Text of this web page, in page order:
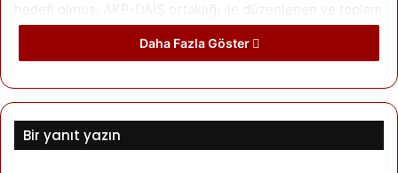
hedefi olmuş; AKP-DAİŞ ortaklığı ile düzenlenen ve toplam
342 sivil kişinin öldürüldüğü Diyarbakır, Suruç ve Ankara
katliamlarıyla da şiddet ve sindirme ortamı tüm ülke
Mektubun danimarkacası:
Daha Fazla Göster
Bir yanıt yazın